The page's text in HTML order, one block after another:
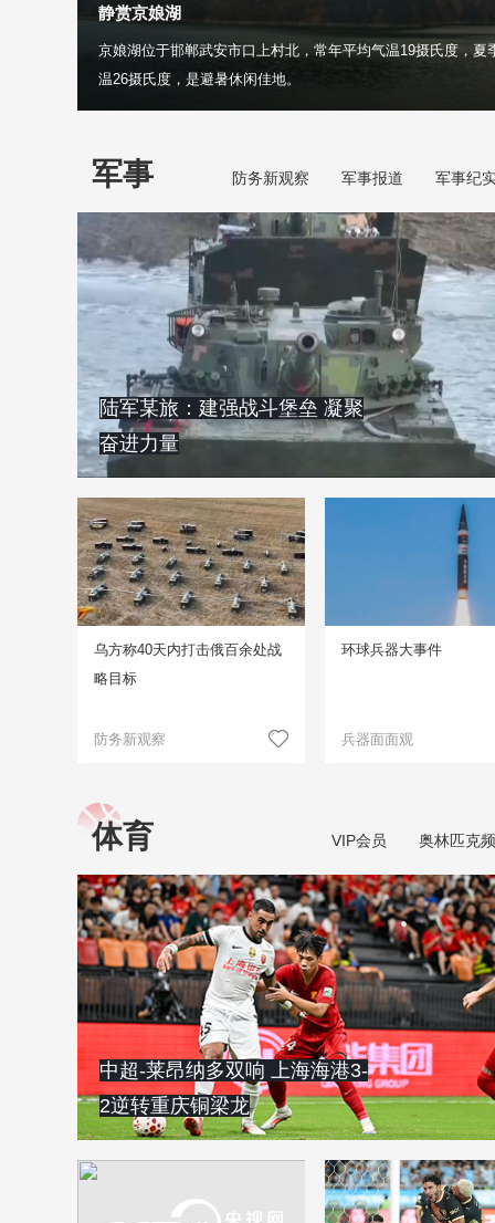
静赏京娘湖
京娘湖位于邯郸武安市口上村北，常年平均气温19摄氏度，夏
温26摄氏度，是避暑休闲佳地。
军事 防务新观察 军事报道 军事纪
陆军某旅：建强战斗堡垒 凝聚
奋进力量
乌方称40天内打击俄百余处战
略目标
防务新观察
环球兵器大事件
兵器面面观
体育 VIP会员 奥林匹克
中超-莱昂纳多双响 上海海港3-
2逆转重庆铜梁龙